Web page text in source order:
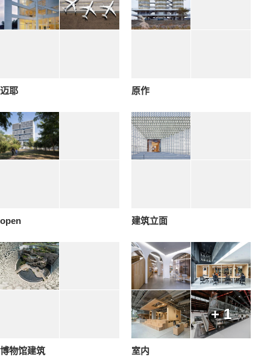
迈耶 原作
open 建筑立面
博物馆建筑
+ 1
室内